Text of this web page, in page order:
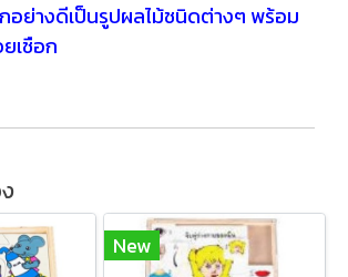
อย่างดีเป็นรูปผลไม้ชนิดต่างๆ พร้อม
ยเชือก
New